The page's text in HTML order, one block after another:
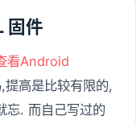
固件
看Android
高是比较有限的,
忘. 而自己写过的